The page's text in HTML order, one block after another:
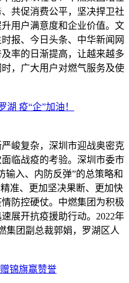
共促消费公平，坚决捍卫社
用户满意度和企业价值。文
报、今日头条、中华新闻网
率的日渐提高，让越来越多
，广大用户对燃气服务及使
疫“企”加油！
峻复杂，深圳市迎战奥密克
临战疫的考验。深圳市委市
输入、内防反弹”的总策略和
准、更加坚决果断、更加快
防控硬仗。中燃集团为积极
展开抗疫援助行动。2022年
集团副总裁郭娟，罗湖区人
锦旗赢赞誉